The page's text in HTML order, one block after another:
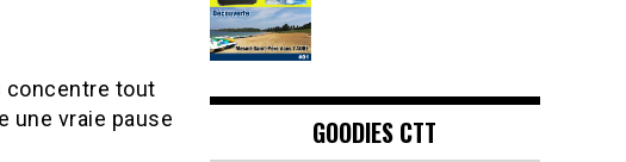
concentre tout
une vraie pause
GOODIES CTT